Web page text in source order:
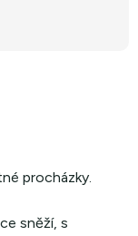
procházky.
sněží, s